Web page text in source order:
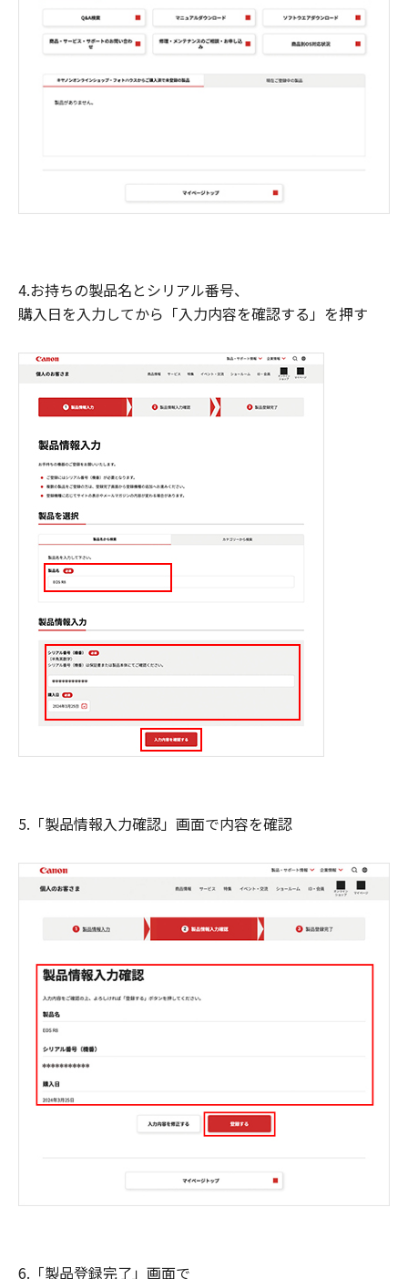
4.お持ちの製品名とシリアル番号、
購入日を入力してから「入力内容を確認する」を押す
5.「製品情報入力確認」画面で内容を確認
6.「製品登録完了」画面で